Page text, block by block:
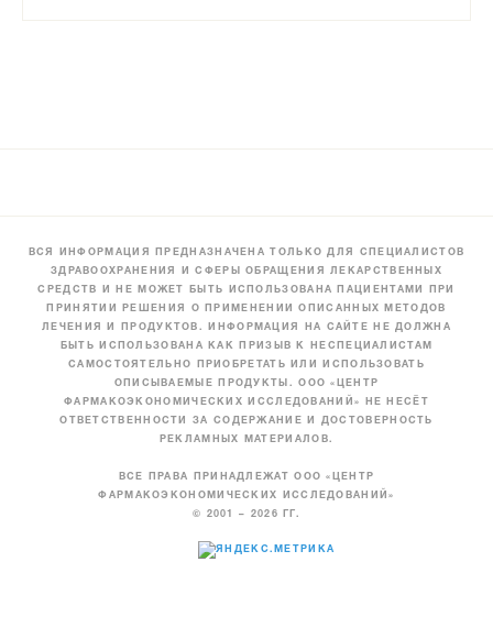
ВСЯ ИНФОРМАЦИЯ ПРЕДНАЗНАЧЕНА ТОЛЬКО ДЛЯ СПЕЦИАЛИСТОВ
ЗДРАВООХРАНЕНИЯ И СФЕРЫ ОБРАЩЕНИЯ ЛЕКАРСТВЕННЫХ
СРЕДСТВ И НЕ МОЖЕТ БЫТЬ ИСПОЛЬЗОВАНА ПАЦИЕНТАМИ ПРИ
ПРИНЯТИИ РЕШЕНИЯ О ПРИМЕНЕНИИ ОПИСАННЫХ МЕТОДОВ
ЛЕЧЕНИЯ И ПРОДУКТОВ. ИНФОРМАЦИЯ НА САЙТЕ НЕ ДОЛЖНА
БЫТЬ ИСПОЛЬЗОВАНА КАК ПРИЗЫВ К НЕСПЕЦИАЛИСТАМ
САМОСТОЯТЕЛЬНО ПРИОБРЕТАТЬ ИЛИ ИСПОЛЬЗОВАТЬ
ОПИСЫВАЕМЫЕ ПРОДУКТЫ. ООО «ЦЕНТР
ФАРМАКОЭКОНОМИЧЕСКИХ ИССЛЕДОВАНИЙ» НЕ НЕСЁТ
ОТВЕТСТВЕННОСТИ ЗА СОДЕРЖАНИЕ И ДОСТОВЕРНОСТЬ
РЕКЛАМНЫХ МАТЕРИАЛОВ.
ВСЕ ПРАВА ПРИНАДЛЕЖАТ ООО «ЦЕНТР
ФАРМАКОЭКОНОМИЧЕСКИХ ИССЛЕДОВАНИЙ»
© 2001 – 2026 ГГ.